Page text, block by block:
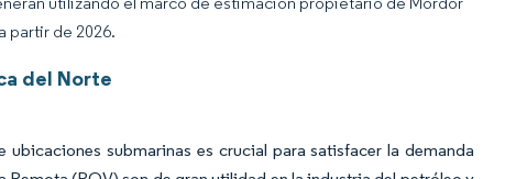
partir de 2026.
del Norte
submarinas es crucial para satisfacer la demanda